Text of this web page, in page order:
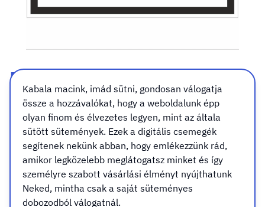
Közös töltő vezeték
mintavételi csap tábla,
matrica
Méret
Méret
A7 (105x74mm)
Kivitel
Rögzítés (csak táblához válassz)
Kabala macink, imád sütni, gondosan válogatja
össze a hozzávalókat, hogy a weboldalunk épp
olyan finom és élvezetes legyen, mint az általa
sütött sütemények. Ezek a digitális csemegék
segítenek nekünk abban, hogy emlékezzünk rád,
amikor legközelebb meglátogatsz minket és így
személyre szabott vásárlási élményt nyújthatunk
Neked, mintha csak a saját süteményes
dobozodból válogatnál.